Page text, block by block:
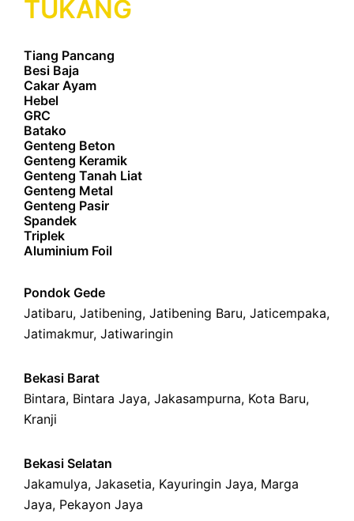
TUKANG
Tiang Pancang
Besi Baja
Cakar Ayam
Hebel
GRC
Batako
Genteng Beton
Genteng Keramik
Genteng Tanah Liat
Genteng Metal
Genteng Pasir
Spandek
Triplek
Aluminium Foil
Pondok Gede
Jatibaru, Jatibening, Jatibening Baru, Jaticempaka,
Jatimakmur, Jatiwaringin
Bekasi Barat
Bintara, Bintara Jaya, Jakasampurna, Kota Baru,
Kranji
Bekasi Selatan
Jakamulya, Jakasetia, Kayuringin Jaya, Marga
Jaya, Pekayon Jaya